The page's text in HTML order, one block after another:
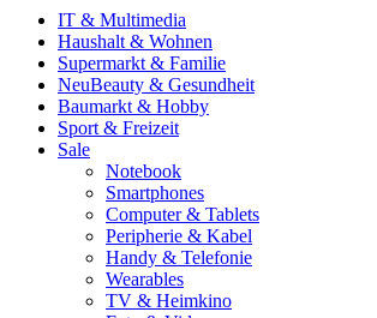
IT & Multimedia
Haushalt & Wohnen
Supermarkt & Familie
NeuBeauty & Gesundheit
Baumarkt & Hobby
Sport & Freizeit
Sale
Notebook
Smartphones
Computer & Tablets
Peripherie & Kabel
Handy & Telefonie
Wearables
TV & Heimkino